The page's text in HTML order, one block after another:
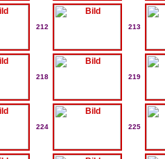
212 213
218 219
224 225